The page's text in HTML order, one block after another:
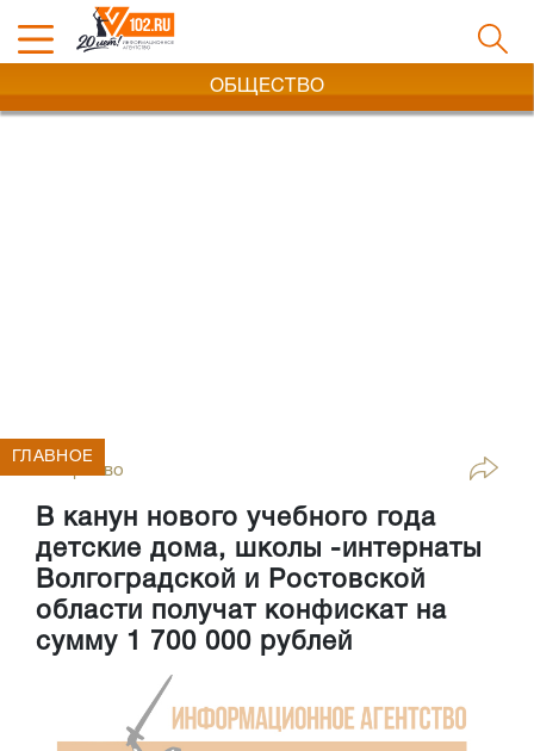
ОБЩЕСТВО
Общество
В канун нового учебного года
детские дома, школы -интернаты
Волгоградской и Ростовской
области получат конфискат на
сумму 1 700 000 рублей
ГЛАВНОЕ